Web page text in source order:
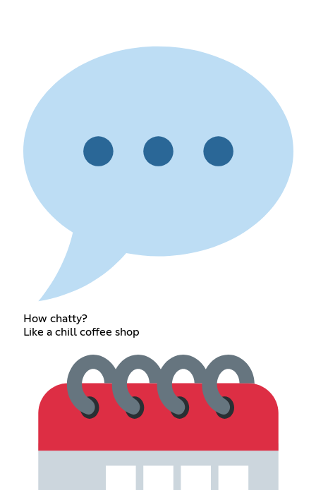
How chatty?
Like a chill coffee shop